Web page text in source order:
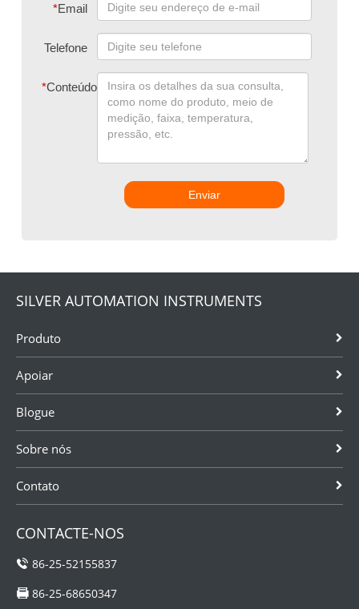
*Email
Telefone
*Conteúdo
Enviar
SILVER AUTOMATION INSTRUMENTS
Produto
Apoiar
Blogue
Sobre nós
Contato
CONTACTE-NOS
86-25-52155837
86-25-68650347